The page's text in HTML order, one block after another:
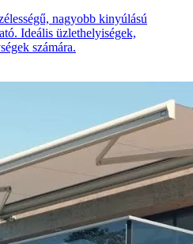
nagyobb kinyúlású
Ideális üzlethelyiségek,
számára.